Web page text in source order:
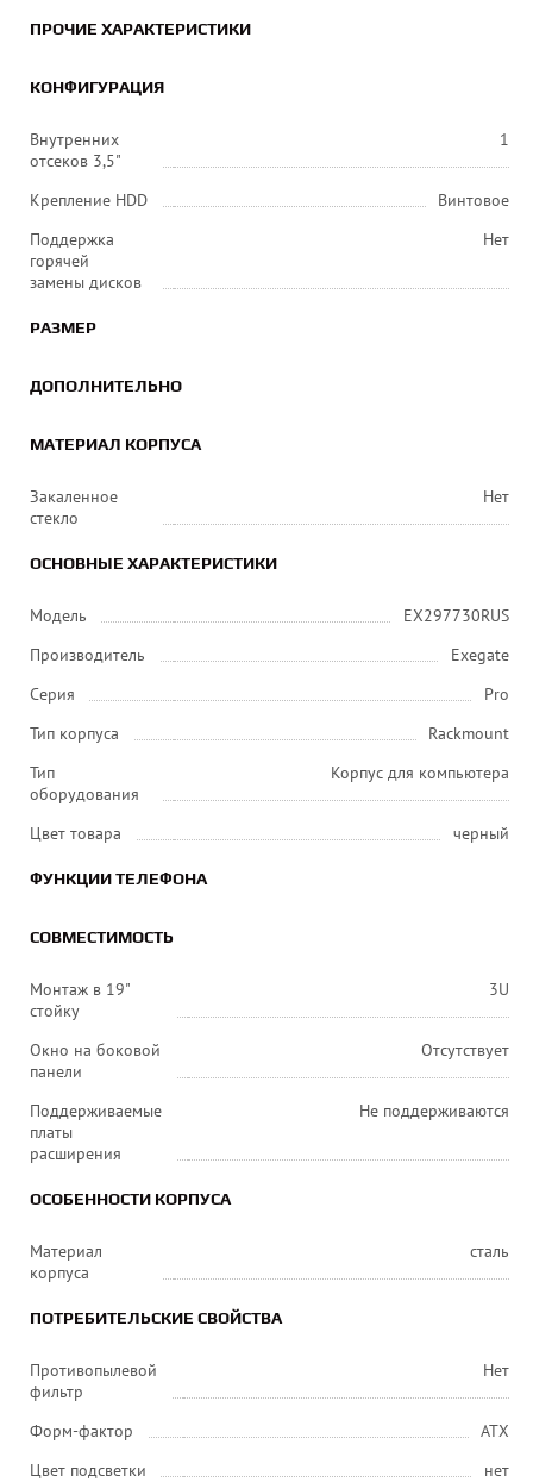
ПРОЧИЕ ХАРАКТЕРИСТИКИ
КОНФИГУРАЦИЯ
Внутренних
отсеков 3,5"
1
Крепление HDD
Винтовое
Поддержка
горячей
замены дисков
Нет
РАЗМЕР
ДОПОЛНИТЕЛЬНО
МАТЕРИАЛ КОРПУСА
Закаленное
стекло
Нет
ОСНОВНЫЕ ХАРАКТЕРИСТИКИ
Модель
EX297730RUS
Производитель
Exegate
Серия
Pro
Тип корпуса
Rackmount
Тип
оборудования
Корпус для компьютера
Цвет товара черный
ФУНКЦИИ ТЕЛЕФОНА
СОВМЕСТИМОСТЬ
Монтаж в 19"
стойку
3U
Окно на боковой
панели
Отсутствует
Поддерживаемые
платы
расширения
Не поддерживаются
ОСОБЕННОСТИ КОРПУСА
Материал
корпуса
сталь
ПОТРЕБИТЕЛЬСКИЕ СВОЙСТВА
Противопылевой
фильтр
Нет
Форм-фактор
ATX
Цвет подсветки
нет